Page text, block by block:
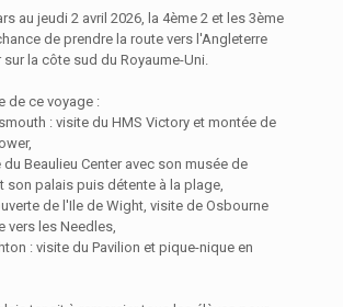
au jeudi 2 avril 2026, la 4ème 2 et les 3ème
de prendre la route vers l'Angleterre
la côte sud du Royaume-Uni.
de ce voyage :
: visite du HMS Victory et montée de
du Beaulieu Center avec son musée de
son palais puis détente à la plage,
de l'Ile de Wight, visite de Osbourne
vers les Needles,
: visite du Pavilion et pique-nique en